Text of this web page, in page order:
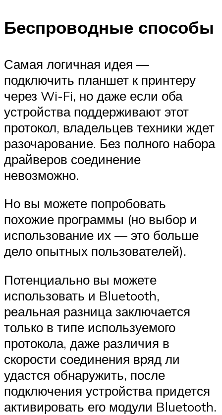
Беспроводные способы
Самая логичная идея —
подключить планшет к принтеру
через Wi-Fi, но даже если оба
устройства поддерживают этот
протокол, владельцев техники ждет
разочарование. Без полного набора
драйверов соединение
невозможно.
Но вы можете попробовать
похожие программы (но выбор и
использование их — это больше
дело опытных пользователей).
Потенциально вы можете
использовать и Bluetooth,
реальная разница заключается
только в типе используемого
протокола, даже различия в
скорости соединения вряд ли
удастся обнаружить, после
подключения устройства придется
активировать его модули Bluetooth.